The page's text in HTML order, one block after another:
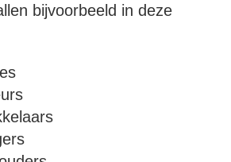
bijvoorbeeld in deze